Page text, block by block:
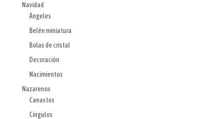
Navidad
Ángeles
Belén miniatura
Bolas de cristal
Decoración
Nacimientos
Nazarenos
Canastos
Cingulos